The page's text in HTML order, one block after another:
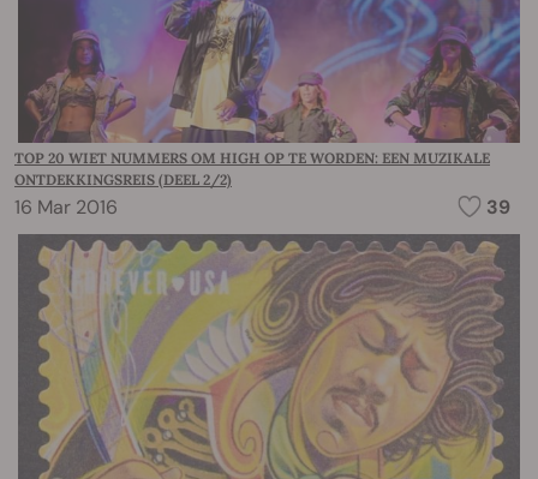
TOP 20 WIET NUMMERS OM HIGH OP TE WORDEN: EEN MUZIKALE
ONTDEKKINGSREIS (DEEL 2/2)
16 Mar 2016 39